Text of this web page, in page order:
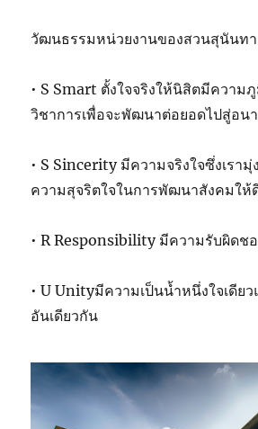
วัฒนธรรมหน่วยงานของสวนสุนันท
• S Smart ตั้งใจจริงให้นิสิตมีความ
วิชาการเพื่อจะพัฒนาต่อยอดไปสู่อน
• S Sincerity มีความจริงใจซึ่งเรา
ความสุจริตใจในการพัฒนาสังคมให้
• R Responsibility มีความรับผิดช
• U Unityมีความเป็นน้ำหนึ่งใจเดีย
อันเดียวกัน